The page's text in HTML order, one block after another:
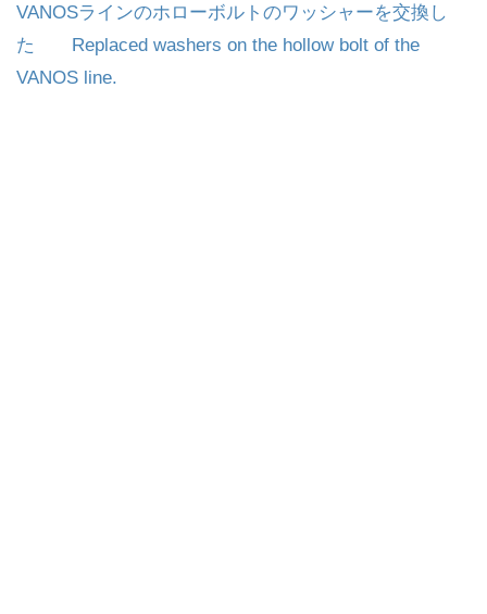
VANOSラインのホローボルトのワッシャーを交換し
た Replaced washers on the hollow bolt of the
VANOS line.